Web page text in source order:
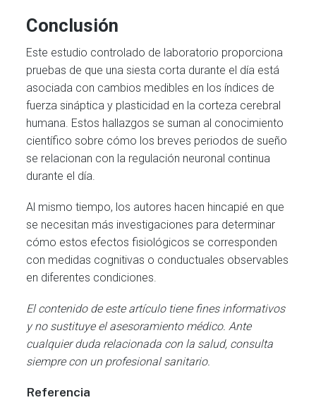
Conclusión
Este estudio controlado de laboratorio proporciona
pruebas de que una siesta corta durante el día está
asociada con cambios medibles en los índices de
fuerza sináptica y plasticidad en la corteza cerebral
humana. Estos hallazgos se suman al conocimiento
científico sobre cómo los breves periodos de sueño
se relacionan con la regulación neuronal continua
durante el día.
Al mismo tiempo, los autores hacen hincapié en que
se necesitan más investigaciones para determinar
cómo estos efectos fisiológicos se corresponden
con medidas cognitivas o conductuales observables
en diferentes condiciones.
El contenido de este artículo tiene fines informativos
y no sustituye el asesoramiento médico. Ante
cualquier duda relacionada con la salud, consulta
siempre con un profesional sanitario.
Referencia